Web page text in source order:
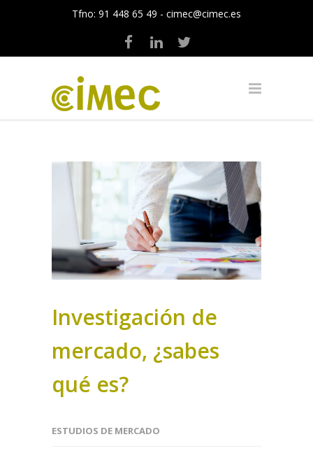
Tfno: 91 448 65 49 - cimec@cimec.es
Investigación de
mercado, ¿sabes
qué es?
ESTUDIOS DE MERCADO